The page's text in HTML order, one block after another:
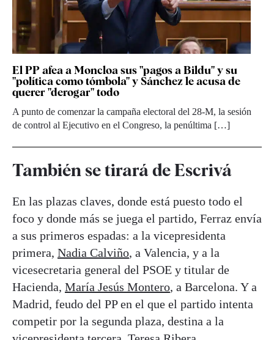
El PP afea a Moncloa sus "pagos a Bildu" y su
"política como tómbola" y Sánchez le acusa de
querer "derogar" todo
A punto de comenzar la campaña electoral del 28-M, la sesión
de control al Ejecutivo en el Congreso, la penúltima […]
También se tirará de Escrivá
En las plazas claves, donde está puesto todo el
foco y donde más se juega el partido, Ferraz envía
a sus primeros espadas: a la vicepresidenta
primera, Nadia Calviño, a Valencia, y a la
vicesecretaria general del PSOE y titular de
Hacienda, María Jesús Montero, a Barcelona. Y a
Madrid, feudo del PP en el que el partido intenta
competir por la segunda plaza, destina a la